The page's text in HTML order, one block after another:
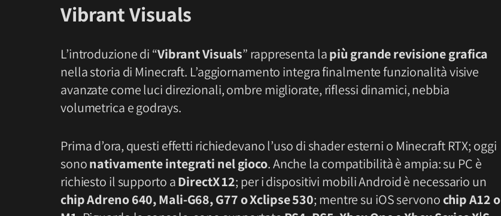
Vibrant Visuals
L’introduzione di “Vibrant Visuals” rappresenta lapiù grande revisione grafica
nella storia di Minecraft. L’aggiornamento integra finalmente funzionalità visive
avanzate come luci direzionali, ombre migliorate, riflessi dinamici, nebbia
volumetrica e godrays.
Prima d’ora, questi effetti richiedevano l’uso di shader esterni o Minecraft RTX; oggi
sononativamente integrati nel gioco. Anche la compatibilità è ampia: su PC è
richiesto il supporto aDirectX 12; per i dispositivi mobili Android è necessario un
chip Adreno 640, Mali-G68, G77 o Xclipse 530; mentre su iOS servonochip A12 o